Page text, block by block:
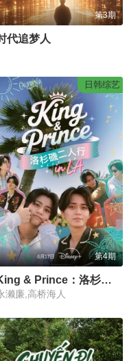
第3期
代追梦人
日韩综艺
第4期
King & Prince：洛杉矶二人行
濑廉,高桥海人